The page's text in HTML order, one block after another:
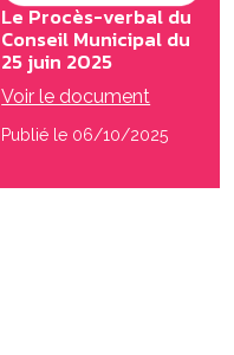
Le Procès-verbal du
Conseil Municipal du
25 juin 2025
Voir le document
Publié le 06/10/2025